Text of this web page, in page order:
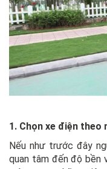
1. Chọn xe điện theo
Nếu như trước đây
quan tâm đến độ bền